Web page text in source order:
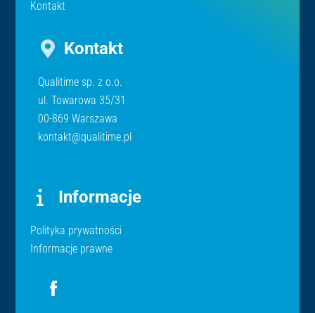
Kontakt
Kontakt
Qualitime sp. z o.o.
ul. Towarowa 35/31
00-869 Warszawa
kontakt@qualitime.pl
Informacje
Polityka prywatności
Informacje prawne
Icon